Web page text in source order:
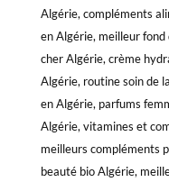
Algérie, compléments
en Algérie, meilleur
cher Algérie, crème
Algérie, routine soin de
en Algérie, parfums
Algérie, vitamines et
meilleurs compléments
beauté bio Algérie,